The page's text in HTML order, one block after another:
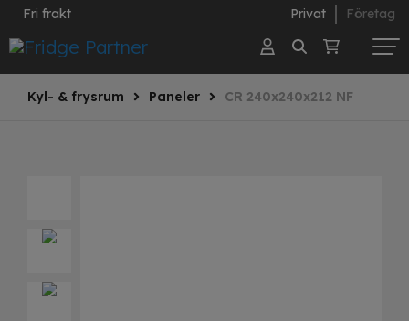
Fri frakt Privat Företag
Kyl- & frysrum Paneler CR 240x240x212 NF